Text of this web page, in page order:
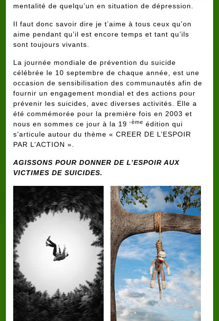
mentalité de quelqu’un en situation de dépression.
Il faut donc savoir dire je t’aime à tous ceux qu’on
aime pendant qu’il est encore temps et tant qu’ils
sont toujours vivants.
La journée mondiale de prévention du suicide
célébrée le 10 septembre de chaque année, est une
occasion de sensibilisation des communautés afin de
fournir un engagement mondial et des actions pour
prévenir les suicides, avec diverses activités. Elle a
été commémorée pour la première fois en 2003 et
nous en sommes ce jour à la 19 -ème édition qui
s’articule autour du thème « CREER DE L’ESPOIR
PAR L’ACTION ».
AGISSONS POUR DONNER DE L’ESPOIR AUX
VICTIMES DE SUICIDES.